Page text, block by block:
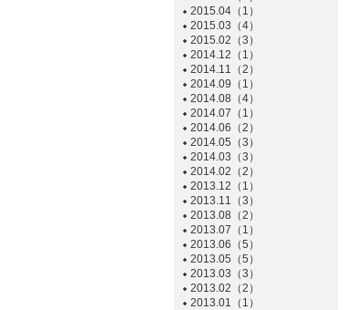
2015.04（1）
2015.03（4）
2015.02（3）
2014.12（1）
2014.11（2）
2014.09（1）
2014.08（4）
2014.07（1）
2014.06（2）
2014.05（3）
2014.03（3）
2014.02（2）
2013.12（1）
2013.11（3）
2013.08（2）
2013.07（1）
2013.06（5）
2013.05（5）
2013.03（3）
2013.02（2）
2013.01（1）